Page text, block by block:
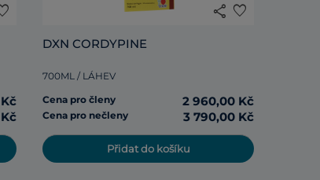
share favorite
DXN CORDYPINE
700ML / LÁHEV
Cena pro členy
2 960,00 Kč
Cena pro nečleny 3 790,00 Kč
Přidat do košíku